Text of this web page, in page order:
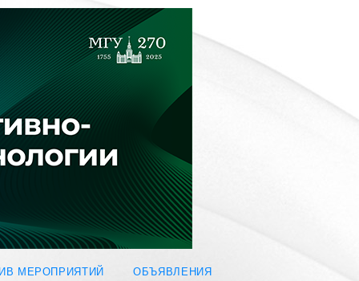
МЕРОПРИЯТИЙ ОБЪЯВЛЕНИЯ